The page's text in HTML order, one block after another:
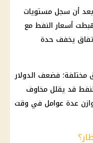
أن سجل مستويات
أسعار النفط مع
اتفاق يخفف حدة
مختلفة؛ فضعف الدولار
قد يقلل مخاوف
عدة عوامل في وقت